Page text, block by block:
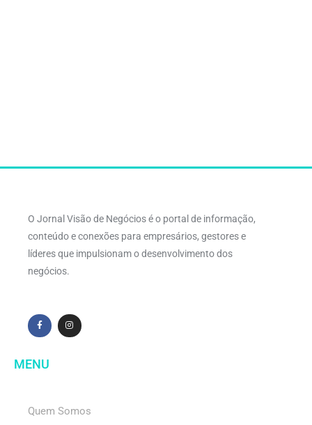
O Jornal Visão de Negócios é o portal de informação,
conteúdo e conexões para empresários, gestores e
líderes que impulsionam o desenvolvimento dos
negócios.
MENU
Quem Somos